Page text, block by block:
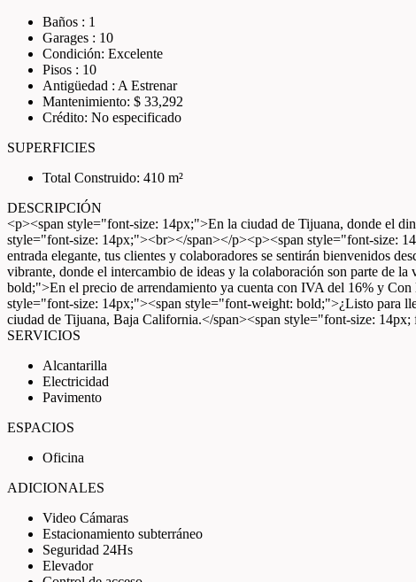
Baños : 1
Garages : 10
Condición: Excelente
Pisos : 10
Antigüedad : A Estrenar
Mantenimiento: $ 33,292
Crédito: No especificado
SUPERFICIES
Total Construido: 410 m²
DESCRIPCIÓN
<p><span style="font-size: 14px;">En la ciudad de Tijuana, donde el
style="font-size: 14px;"><br></span></p><p><span style="font-size:
entrada elegante, tus clientes y colaboradores se sentirán bienvenidos
vibrante, donde el intercambio de ideas y la colaboración son parte de
bold;">En el precio de arrendamiento ya cuenta con IVA del 16% y
style="font-size: 14px;"><span style="font-weight: bold;">¿Listo para
ciudad de Tijuana, Baja California.</span><span style="font-size:
SERVICIOS
Alcantarilla
Electricidad
Pavimento
ESPACIOS
Oficina
ADICIONALES
Video Cámaras
Estacionamiento subterráneo
Seguridad 24Hs
Elevador